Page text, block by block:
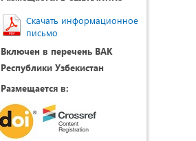
Скачать информационное
письмо
Включен в перечень ВАК
Республики Узбекистан
Размещается в: